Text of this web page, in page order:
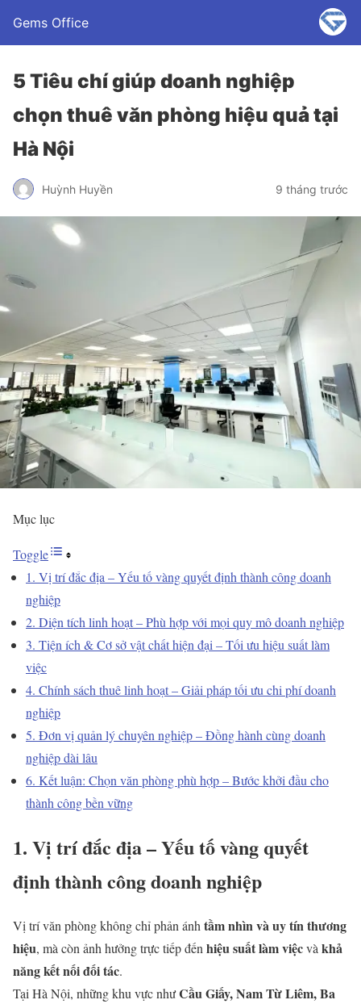
Gems Office
5 Tiêu chí giúp doanh nghiệp
chọn thuê văn phòng hiệu quả tại
Hà Nội
Huỳnh Huyền 9 tháng trước
Mục lục
Toggle
1. Vị trí đắc địa – Yếu tố vàng quyết định thành công doanh
nghiệp
2. Diện tích linh hoạt – Phù hợp với mọi quy mô doanh nghiệp
3. Tiện ích & Cơ sở vật chất hiện đại – Tối ưu hiệu suất làm
việc
4. Chính sách thuê linh hoạt – Giải pháp tối ưu chi phí doanh
nghiệp
5. Đơn vị quản lý chuyên nghiệp – Đồng hành cùng doanh
nghiệp dài lâu
6. Kết luận: Chọn văn phòng phù hợp – Bước khởi đầu cho
thành công bền vững
1. Vị trí đắc địa – Yếu tố vàng quyết
định thành công doanh nghiệp
Vị trí văn phòng không chỉ phản ánh tầm nhìn và uy tín thương
hiệu, mà còn ảnh hưởng trực tiếp đến hiệu suất làm việcvà khả
năng kết nối đối tác.
Tại Hà Nội, những khu vực nhưCầu Giấy, Nam Từ Liêm, Ba